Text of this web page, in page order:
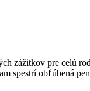
zážitkov pre celú
spestrí obľúbená